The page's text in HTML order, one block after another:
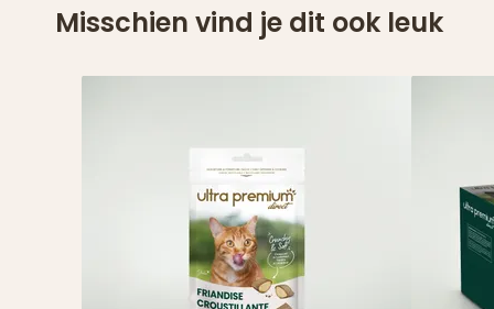
Misschien vind je dit ook leuk